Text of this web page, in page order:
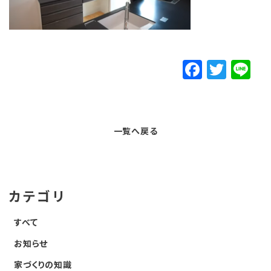
F
a
T
w
一覧へ戻る
カテゴリ
すべて
お知らせ
家づくりの知識